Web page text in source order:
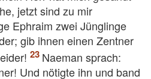
jetzt sind zu mir
Ephraim zwei Jünglinge
gib ihnen einen Zentner
Naeman sprach:
Und nötigte ihn und band